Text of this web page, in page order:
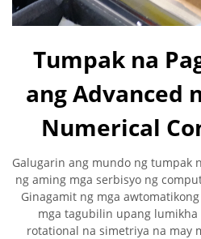
Tumpak na
ang Advanced
Numerical
Galugarin ang mundo ng tumpak
ng aming mga serbisyo ng
Ginagamit ng mga
mga tagubilin upang lumikha
rotational na simetriya na may